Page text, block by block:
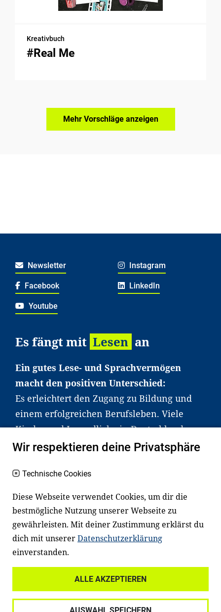
Kreativbuch
#Real Me
Mehr Vorschläge anzeigen
Newsletter Instagram
Facebook LinkedIn
Youtube
Es fängt mit Lesen an
Ein gutes Lese- und Sprachvermögen
macht den positiven Unterschied:
Es erleichtert den Zugang zu Bildung und
einem erfolgreichen Berufsleben. Viele
Kinder und Jugendliche in Deutschland
haben aber große Schwierigkeiten dabei.
an Familien sowie an Erzieher*innen,
Lehrer*innen und andere
Fachexpert*innen. Dafür arbeiten wir eng
mit Ministerien, wissenschaftlichen
Einrichtungen, Verbänden, Unternehmen
und anderen Stiftungen zusammen.
Datenschutz
Wir respektieren deine Privatsphäre
Technische Cookies
Diese Webseite verwendet Cookies, um dir die
bestmögliche Nutzung unserer Webseite zu
gewährleisten. Mit deiner Zustimmung erklärst du
dich mit unsererDatenschutzerklärung
einverstanden.
ALLE AKZEPTIEREN